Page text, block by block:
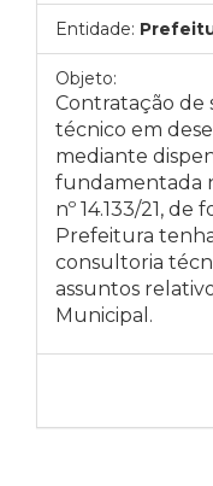
Entidade:
Objeto:
Contratação de
técnico em
mediante
fundamentada
nº 14.133/21,
Prefeitura
consultoria
assuntos
Municipal.